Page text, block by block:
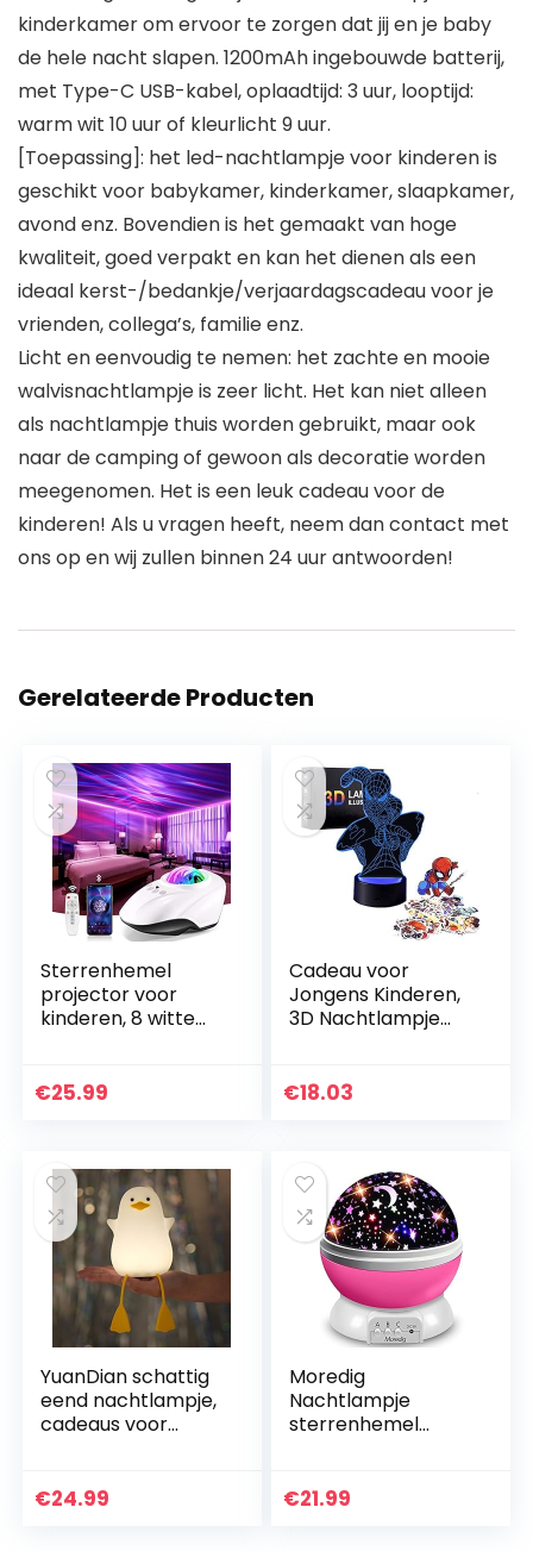
kinderkamer om ervoor te zorgen dat jij en je baby
de hele nacht slapen. 1200mAh ingebouwde batterij,
met Type-C USB-kabel, oplaadtijd: 3 uur, looptijd:
warm wit 10 uur of kleurlicht 9 uur.
[Toepassing]: het led-nachtlampje voor kinderen is
geschikt voor babykamer, kinderkamer, slaapkamer,
avond enz. Bovendien is het gemaakt van hoge
kwaliteit, goed verpakt en kan het dienen als een
ideaal kerst-/bedankje/verjaardagscadeau voor je
vrienden, collega’s, familie enz.
Licht en eenvoudig te nemen: het zachte en mooie
walvisnachtlampje is zeer licht. Het kan niet alleen
als nachtlampje thuis worden gebruikt, maar ook
naar de camping of gewoon als decoratie worden
meegenomen. Het is een leuk cadeau voor de
kinderen! Als u vragen heeft, neem dan contact met
ons op en wij zullen binnen 24 uur antwoorden!
Gerelateerde Producten
Sterrenhemel
projector voor
kinderen, 8 witte
led-projector, 8
€25.99
Cadeau voor
Jongens Kinderen,
3D Nachtlampje
12 Jaar Oude Kids
€18.03
YuanDian schattig
eend nachtlampje,
cadeaus voor
baby,
€24.99
Moredig
Nachtlampje
sterrenhemel
nachtlampje met 8
€21.99